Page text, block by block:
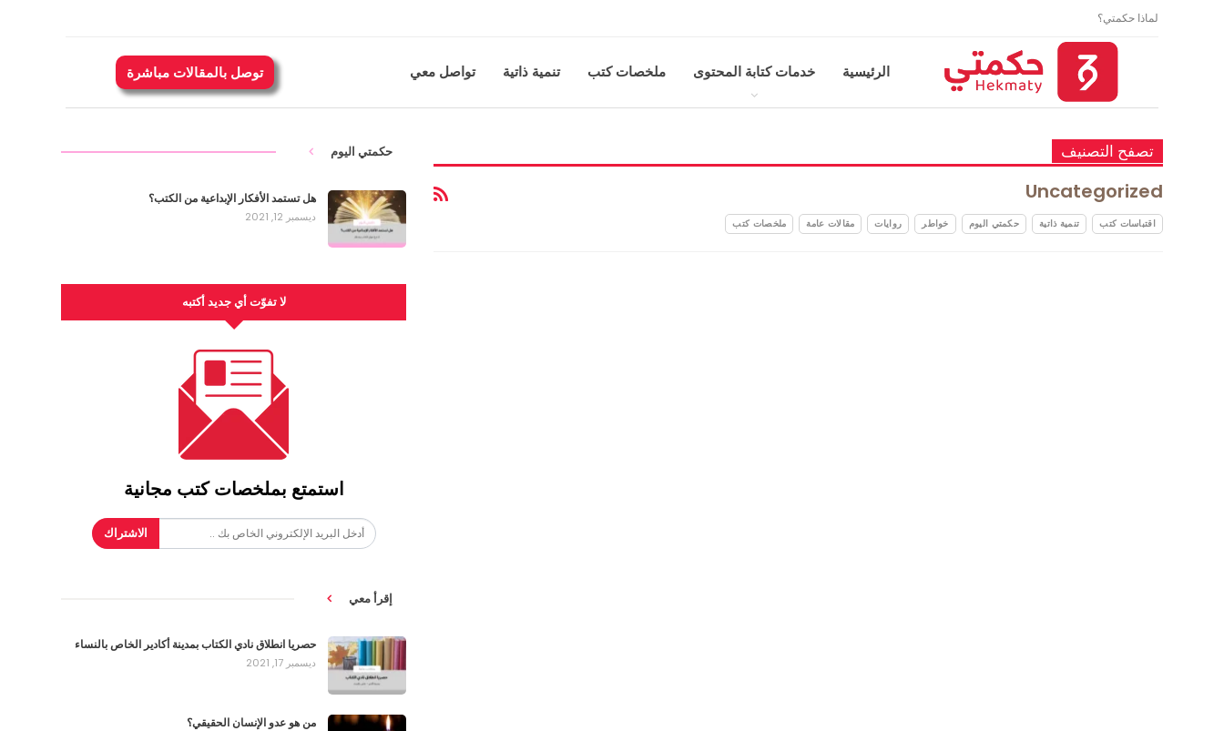
لماذا حكمتي؟
الرئيسية خدمات كتابة المحتوى ملخصات كتب تنمية ذاتية تواصل معي توصل بالمقالات مباشرة
تصفح التصنيف
Uncategorized
اقتباسات كتب تنمية ذاتية حكمتي اليوم خواطر روايات مقالات عامة ملخصات كتب
حكمتي اليوم
هل تستمد الأفكار الإبداعية من الكتب؟
ديسمبر 12, 2021
لا تفوّت أي جديد أكتبه
استمتع بملخصات كتب مجانية
الاشتراك
إقرأ معي
حصريا انطلاق نادي الكتاب بمدينة أكادير الخاص بالنساء
ديسمبر 17, 2021
من هو عدو الإنسان الحقيقي؟